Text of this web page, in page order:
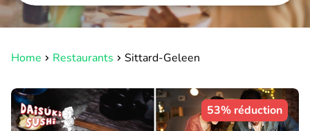
Home Restaurants Sittard-Geleen
53% réduction